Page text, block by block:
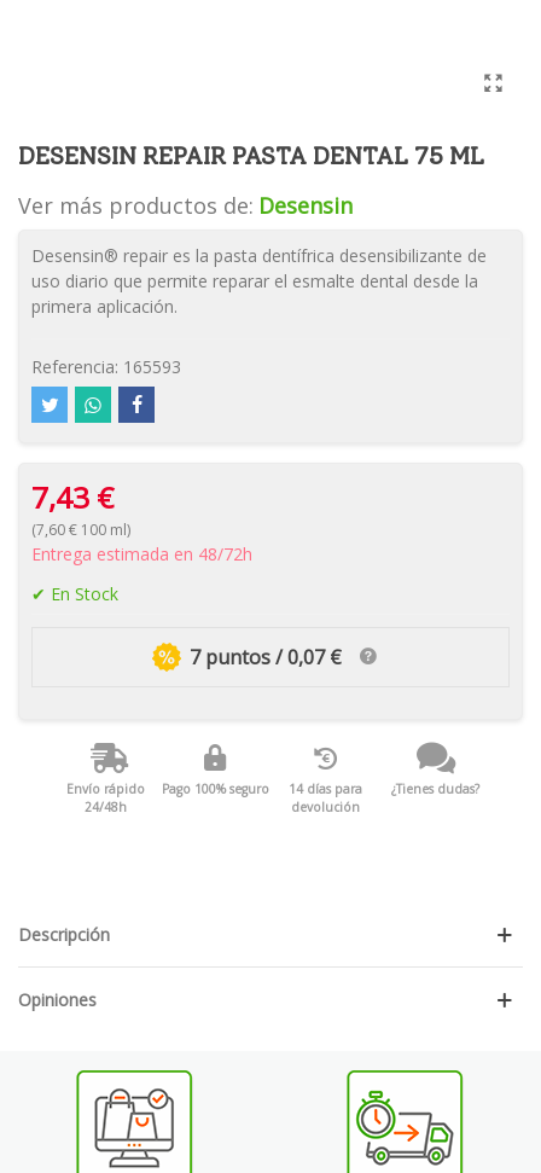
DESENSIN REPAIR PASTA DENTAL 75 ML
Ver más productos de: Desensin
Desensin® repair es la pasta dentífrica desensibilizante de
uso diario que permite reparar el esmalte dental desde la
primera aplicación.
Referencia: 165593
7,43 €
(7,60 € 100 ml)
Entrega estimada en 48/72h
En Stock
7 puntos / 0,07 €
Envío rápido
24/48h
Pago 100% seguro
14 días para
devolución
¿Tienes dudas?
Descripción
Opiniones